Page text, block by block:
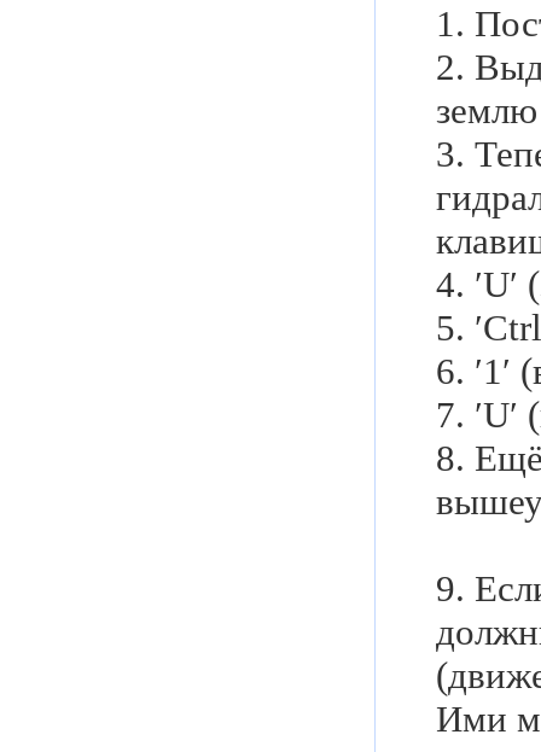
1.
2.
3.
4. ′U′
5.
6. ′1′
7.
8.
9.
Ими